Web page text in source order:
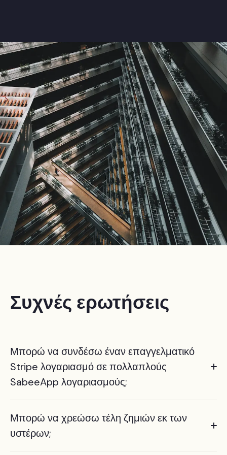
Συχνές ερωτήσεις
Μπορώ να συνδέσω έναν επαγγελματικό
Stripe λογαριασμό σε πολλαπλούς
SabeeApp λογαριασμούς;
λογαριασμού σε πολλαπλούς SabeeApp λογαριασμούς,
για παράδειγμα, στην περίπτωση μιας αλυσίδας
Μπορώ να χρεώσω τέλη ζημιών εκ των
υστέρων;